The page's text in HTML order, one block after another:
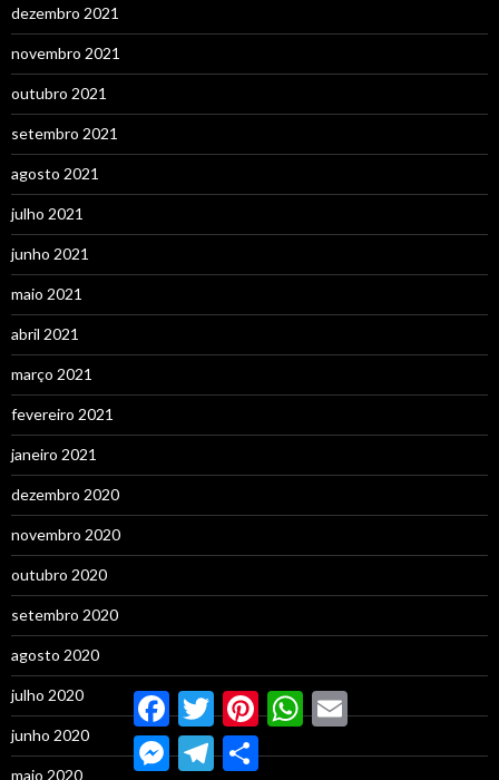
dezembro 2021
novembro 2021
outubro 2021
setembro 2021
agosto 2021
julho 2021
junho 2021
maio 2021
abril 2021
março 2021
fevereiro 2021
janeiro 2021
dezembro 2020
novembro 2020
outubro 2020
setembro 2020
agosto 2020
julho 2020
junho 2020
maio 2020
FacebookTwitterPinterestWhatsApp
MessengerTelegram